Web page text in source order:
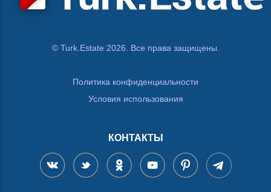
© Turk.Estate 2026. Все права защищены.
Политика конфиденциальности
Условия использования
КОНТАКТЫ